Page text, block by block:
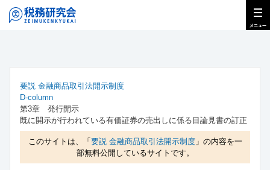
要説 金融商品取引法開示制度
D-column
第3章 発行開示
既に開示が行われている有価証券の売出しに係る目論見書の訂正
このサイトは、「 要説 金融商品取引法開示制度」の内容を一
部無料公開しているサイトです。